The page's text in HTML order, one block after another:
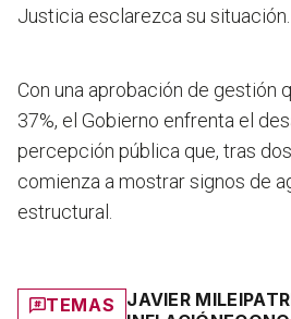
Justicia esclarezca su situación.
Con una aprobación de gestión
37%, el Gobierno enfrenta el
percepción pública que, tras
comienza a mostrar signos de
estructural.
TEMAS JAVIER MILEI